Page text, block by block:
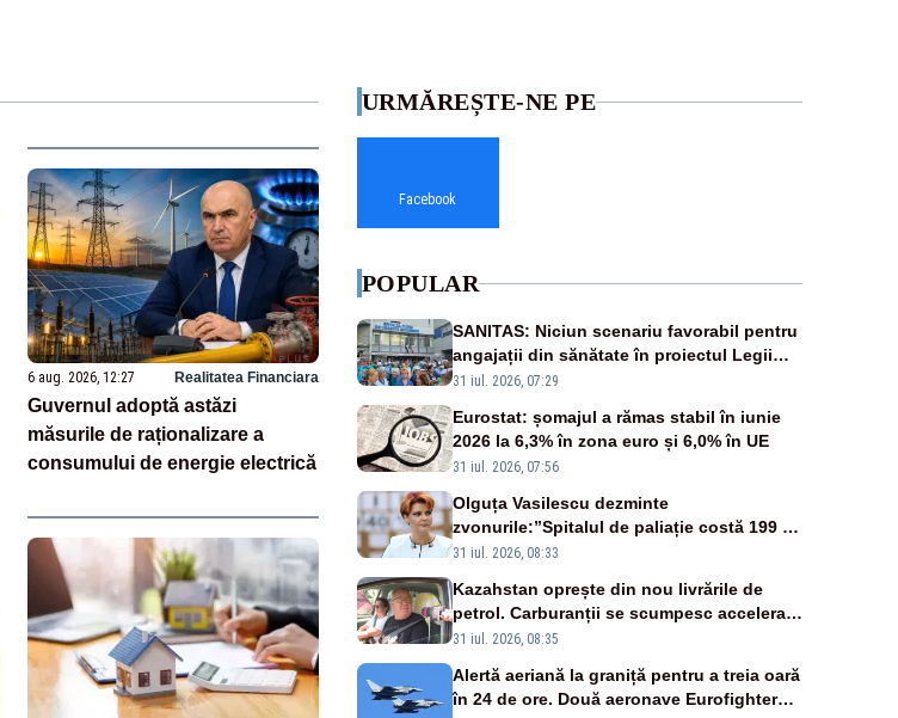
6 aug. 2026, 12:27 Realitatea Financiara
Guvernul adoptă astăzi
măsurile de raționalizare a
consumului de energie electrică
URMĂREȘTE-NE PE
Facebook
POPULAR
SANITAS: Niciun scenariu favorabil pentru
angajații din sănătate în proiectul Legii
salarizării
31 iul. 2026, 07:29
Eurostat: șomajul a rămas stabil în iunie
2026 la 6,3% în zona euro și 6,0% în UE
31 iul. 2026, 07:56
Olguța Vasilescu dezminte
zvonurile:”Spitalul de paliație costă 199 de
milioane de euro, nu 500 de milioane”
31 iul. 2026, 08:33
Kazahstan oprește din nou livrările de
petrol. Carburanții se scumpesc accelerat,
iar românii plătesc nota de plată
31 iul. 2026, 08:35
Alertă aeriană la graniță pentru a treia oară
în 24 de ore. Două aeronave Eurofighter